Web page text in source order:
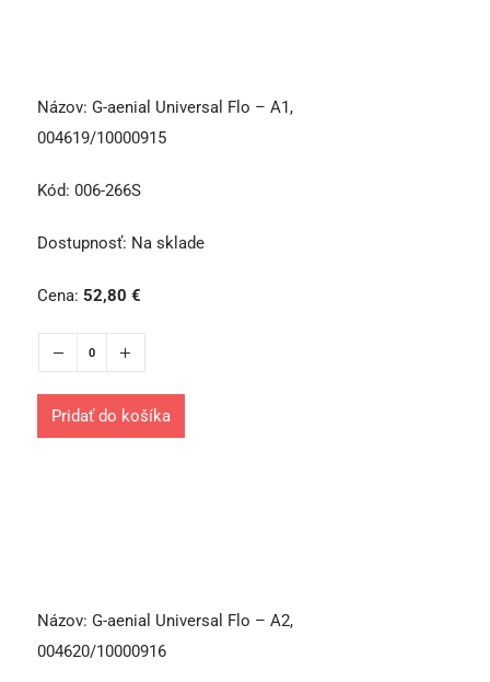
Názov: G-aenial Universal Flo – A1,
004619/10000915
Kód: 006-266S
Dostupnosť: Na sklade
Cena: 52,80 €
Pridať do košíka
Názov: G-aenial Universal Flo – A2,
004620/10000916